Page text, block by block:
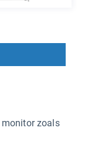
zoals